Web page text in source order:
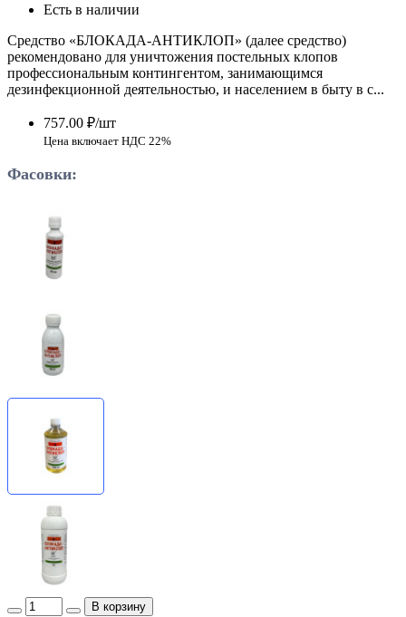
Есть в наличии
Средство «БЛОКАДА-АНТИКЛОП» (далее средство)
рекомендовано для уничтожения постельных клопов
профессиональным контингентом, занимающимся
дезинфекционной деятельностью, и населением в быту в с...
757.00 ₽/шт
Цена включает НДС 22%
Фасовки:
В корзину